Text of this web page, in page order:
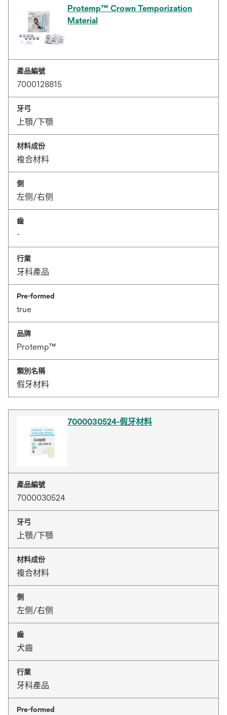
Protemp™ Crown Temporization
Material
產品編號
7000128815
牙弓
上顎/下顎
材料成份
複合材料
側
左侧/右侧
齒
-
行業
牙科產品
Pre-formed
true
品牌
Protemp™
類別名稱
假牙材料
7000030524-假牙材料
產品編號
7000030524
牙弓
上顎/下顎
材料成份
複合材料
側
左侧/右侧
齒
犬齒
行業
牙科產品
Pre-formed